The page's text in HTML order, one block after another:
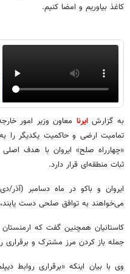
کاغذ بیاوریم و امضا کنیم.
به گزارشایرنا معاون وزیر امور
تمامیت ارضی و حاکمیت یکدیگر را
«چهارراه صلح» ایروان با هدف
ثبات منطقه‌ای قرار دارد.
ایروان و باکو در ماه دسامبر
می‌خواهند به توافق صلحی دست
کاستانیان همچنین گفت که ارمنستان
جمله باز کردن مرز مشترک و برقراری
وی با بیان اینکه «برقراری روابط